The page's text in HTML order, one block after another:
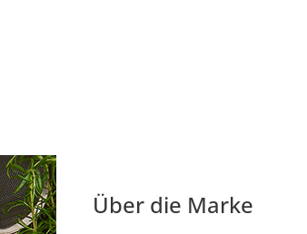
Über die Marke